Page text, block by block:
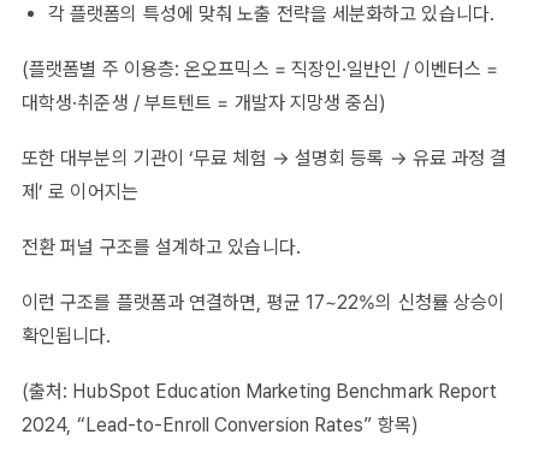
각 플랫폼의 특성에 맞춰 노출 전략을 세분화하고 있습니다.
(플랫폼별 주 이용층: 온오프믹스 = 직장인·일반인 / 이벤터스 =
대학생·취준생 / 부트텐트 = 개발자 지망생 중심)
또한 대부분의 기관이 ‘무료 체험 → 설명회 등록 → 유료 과정 결
제’ 로 이어지는
전환 퍼널 구조를 설계하고 있습니다.
이런 구조를 플랫폼과 연결하면, 평균 17~22%의 신청률 상승이
확인됩니다.
(출처: HubSpot Education Marketing Benchmark Report
2024, “Lead-to-Enroll Conversion Rates” 항목)